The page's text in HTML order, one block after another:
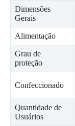
Dimensões
Gerais
Alimentação
Grau de
proteção
Confeccionado
Quantidade de
Usuários